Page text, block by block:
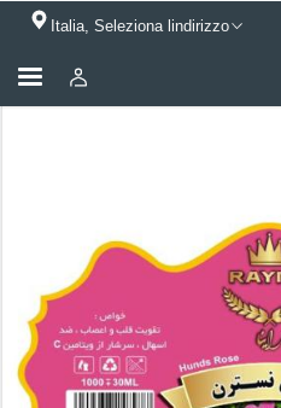
Italia, Seleziona lindirizzo